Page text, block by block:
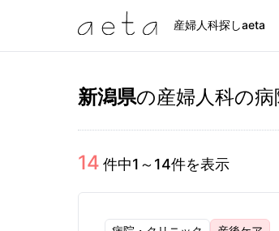
産婦人科探しaeta
新潟県の産婦人科の
14 件中1 ～ 14件を表示